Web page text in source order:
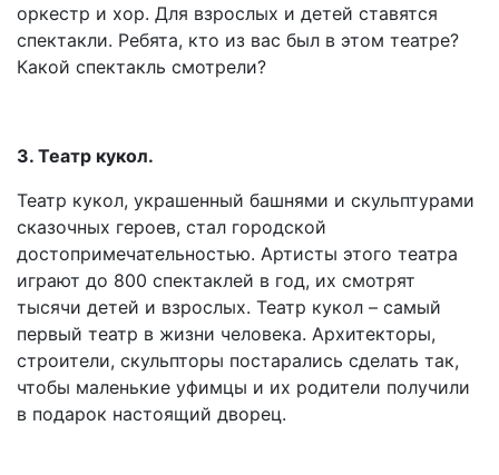
оркестр и хор. Для взрослых и детей ставятся
спектакли. Ребята, кто из вас был в этом театре?
Какой спектакль смотрели?
3. Театр кукол.
Театр кукол, украшенный башнями и скульптурами
сказочных героев, стал городской
достопримечательностью. Артисты этого театра
играют до 800 спектаклей в год, их смотрят
тысячи детей и взрослых. Театр кукол – самый
первый театр в жизни человека. Архитекторы,
строители, скульпторы постарались сделать так,
чтобы маленькие уфимцы и их родители получили
в подарок настоящий дворец.